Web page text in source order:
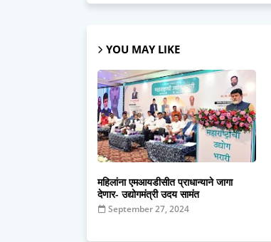
YOU MAY LIKE
महिलांना एमआयडीसीत प्राधान्याने जागा
देणार- उद्योगमंत्री उदय सामंत
September 27, 2024